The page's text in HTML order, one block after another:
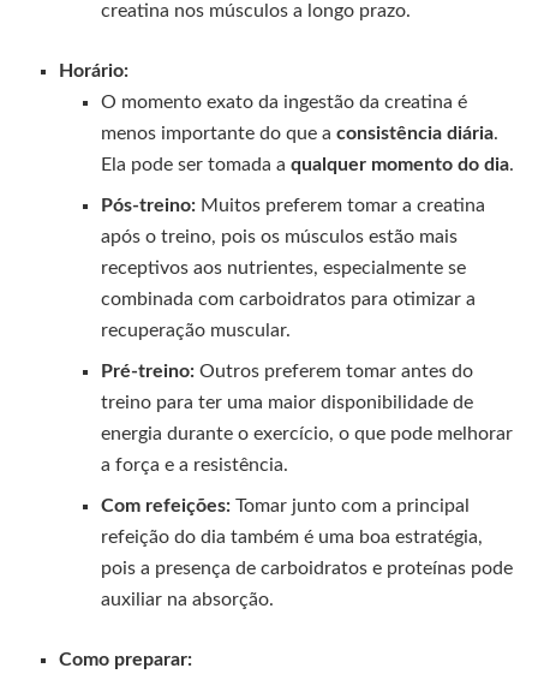
creatina nos músculos a longo prazo.
Horário:
O momento exato da ingestão da creatina é
menos importante do que a consistência diária.
Ela pode ser tomada a qualquer momento do dia.
Pós-treino:Muitos preferem tomar a creatina
após o treino, pois os músculos estão mais
receptivos aos nutrientes, especialmente se
combinada com carboidratos para otimizar a
recuperação muscular.
Pré-treino:Outros preferem tomar antes do
treino para ter uma maior disponibilidade de
energia durante o exercício, o que pode melhorar
a força e a resistência.
Com refeições:Tomar junto com a principal
refeição do dia também é uma boa estratégia,
pois a presença de carboidratos e proteínas pode
auxiliar na absorção.
Como preparar: